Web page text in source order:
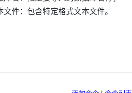
文件：包含特定格式文本文件。